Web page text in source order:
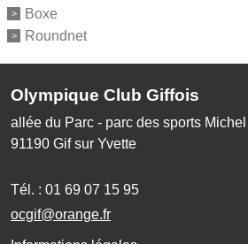
Boxe
Roundnet
Olympique Club Giffois
allée du Parc - parc des sports
91190 Gif sur Yvette
Tél. : 01 69 07 15 95
ocgif@orange.fr